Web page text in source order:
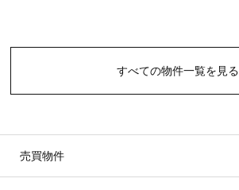
すべての物件一覧を見る
売買物件